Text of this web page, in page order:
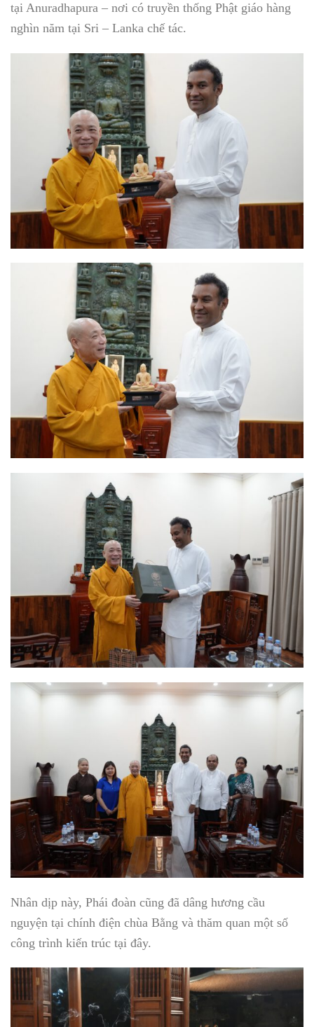
tại Anuradhapura – nơi có truyền thống Phật giáo hàng
nghìn năm tại Sri – Lanka chế tác.
Nhân dịp này, Phái đoàn cũng đã dâng hương cầu
nguyện tại chính điện chùa Bằng và thăm quan một số
công trình kiến trúc tại đây.